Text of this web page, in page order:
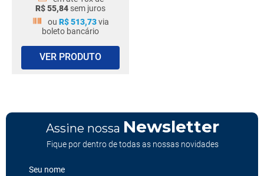
R$55,84 sem juros
ou R$ 513,73via
boleto bancário
VER PRODUTO
Assine nossa Newsletter
Fique por dentro de todas as nossas novidades
Seu nome